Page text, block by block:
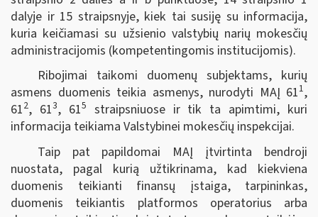
dalyje ir 15 straipsnyje, kiek tai susiję su informacija,
kuria keičiamasi su užsienio valstybių narių mokesčių
administracijomis (kompetentingomis institucijomis).
Ribojimai taikomi duomenų subjektams, kurių
asmens duomenis teikia asmenys, nurodyti MAĮ 611,
612, 613, 615
straipsniuose ir tik ta apimtimi, kuri
informacija teikiama Valstybinei mokesčių inspekcijai.
Taip pat papildomai MAĮ įtvirtinta bendroji
nuostata, pagal kurią užtikrinama, kad kiekviena
duomenis teikianti finansų įstaiga, tarpininkas,
duomenis teikiantis platformos operatorius arba